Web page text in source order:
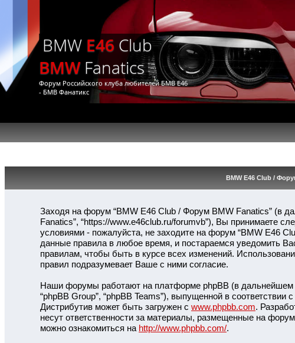
BMW E46 Club
BMWFanatics
Форум Российского клуба любителей БМВ Е46
- БМВ Фанатикс
BMW E46 Club /
Заходя на форум “BMW E46 Club / Форум BMW Fanatics” (в
Fanatics”, “https://www.e46club.ru/forumvb”), Вы принимаете
условиями - пожалуйста, не заходите на форум “BMW E46
данные правила в любое время, и постараемся уведомить
правилам, чтобы быть в курсе всех изменений.
правил подразумевает Ваше с ними согласие.
Наши форумы работают на платформе phpBB (в дальнейшем
“phpBB Group”, “phpBB Teams”), выпущенной в соответствии
Дистрибутив может быть загружен с www.phpbb.com.
несут ответственности за материалы, размещенные на
можно ознакомиться на http://www.phpbb.com/.